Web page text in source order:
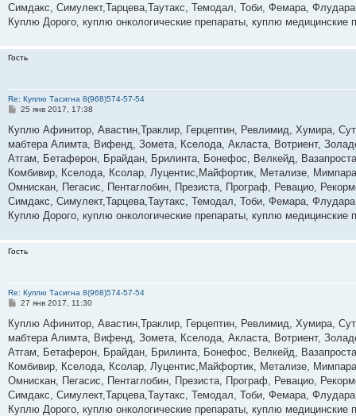
Симдакс, Симулект,Тарцева,Таутакс, Темодал, Тоби, Фемара,
Куплю Дорого, куплю онкологические препараты, куплю медицинские
Гость
Re: Куплю Тасигна 8(968)574-57-54
С
о
б
щ
е
и
е
25 янв 2017, 17:38
Куплю Афинитор, Авастин,Траклир, Герцептин, Ревлимид, Хумира,
мабтера Алимта, Вифенд, Зомета, Кселода, Акласта, Вотриент,
Атгам, Бетаферон, Брайдан, Брилинта, Бонефос, Велкейд,
Комбивир, Кселода, Ксолар, Луцентис,Майфортик, Метализе,
Омнискан, Пегасис, Пентаглобин, Презиста, Програф, Ревацио,
Симдакс, Симулект,Тарцева,Таутакс, Темодал, Тоби, Фемара,
Куплю Дорого, куплю онкологические препараты, куплю медицинские
Гость
Re: Куплю Тасигна 8(968)574-57-54
С
о
б
щ
е
и
е
27 янв 2017, 11:30
Куплю Афинитор, Авастин,Траклир, Герцептин, Ревлимид, Хумира,
мабтера Алимта, Вифенд, Зомета, Кселода, Акласта, Вотриент,
Атгам, Бетаферон, Брайдан, Брилинта, Бонефос, Велкейд,
Комбивир, Кселода, Ксолар, Луцентис,Майфортик, Метализе,
Омнискан, Пегасис, Пентаглобин, Презиста, Програф, Ревацио,
Симдакс, Симулект,Тарцева,Таутакс, Темодал, Тоби, Фемара,
Куплю Дорого, куплю онкологические препараты, куплю медицинские